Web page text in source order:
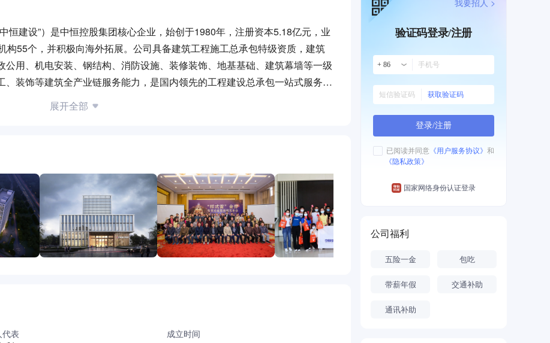
恒建设”）是中恒控股集团核心企业，始创于1980年，注册资本5.18亿元，业
55个，并积极向海外拓展。公司具备建筑工程施工总承包特级资质，建筑
用、机电安装、钢结构、消防设施、装修装饰、地基基础、建筑幕墙等一级
装饰等建筑全产业链服务能力，是国内领先的工程建设总承包一站式服务提
产值120亿，是江西首家实现“双百亿”的民营建筑企业，江西省民营企业10
后创下包含鲁班奖、国家优质工程银奖、全国建筑装饰工程奖、浙江省钱江
后科研工作站的先河，设立了BIM技术中心、装配式研究中心、绿色建筑施
，百年千亿国际化”为战略目标。下设建设集团、产业集团、吉泰控股、中
业布局。中恒建设集团有限公司愿与社会各界朋友一起，携手共赢，共创美好
展开全部
表 成立时间
验证码登录/注册
+ 86
获取验证码
登录/注册
已阅读并同意 《用户服务协议》 和
《隐私政策》
国家网络身份认证登录
我要招人 >
公司福利
五险一金 包吃
带薪年假 交通补助
通讯补助